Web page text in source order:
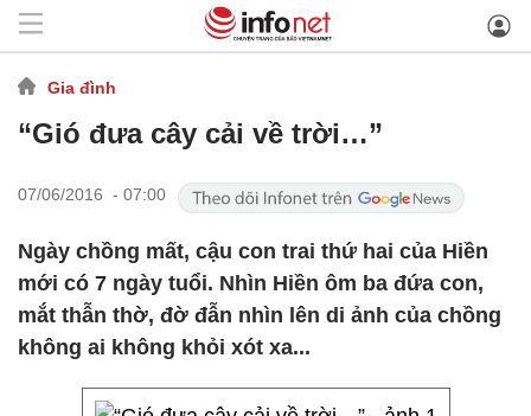
Gia đình
“Gió đưa cây cải về trời…”
07/06/2016 - 07:00
Ngày chồng mất, cậu con trai thứ hai của Hiền
mới có 7 ngày tuổi. Nhìn Hiền ôm ba đứa con,
mắt thẫn thờ, đờ đẫn nhìn lên di ảnh của chồng
không ai không khỏi xót xa...